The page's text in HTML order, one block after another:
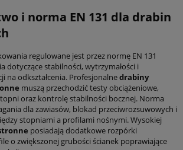
i norma EN 131 dla drabin
regulowane jest przez normę EN 131
dotyczące stabilności, wytrzymałości i
na odkształcenia. Profesjonalnedrabiny
muszą przechodzić testy obciążeniowe,
oraz kontrolę stabilności bocznej. Norma
dla zawiasów, blokad przeciwrozsuwowych i
stopniami a profilami nośnymi. Wysokiej
posiadają dodatkowe rozpórki
o zwiększonej grubości ścianek poprawiające